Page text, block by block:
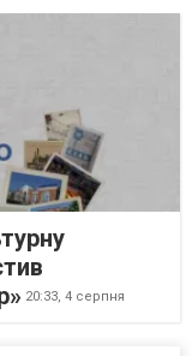
20:33, 4 серпня